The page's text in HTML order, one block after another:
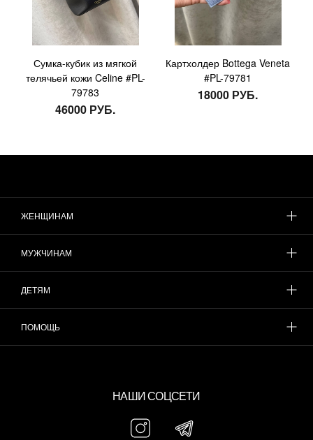
Сумка-кубик из мягкой
телячьей кожи Celine #PL-
79783
46000 РУБ.
Картхолдер Bottega Veneta
#PL-79781
18000 РУБ.
ЖЕНЩИНАМ
МУЖЧИНАМ
ДЕТЯМ
ПОМОЩЬ
НАШИ СОЦСЕТИ